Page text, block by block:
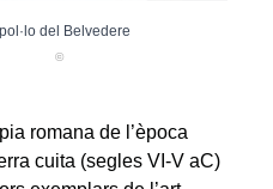
del Belvedere
©
romana de l’època
cuita (segles VI-V aC)